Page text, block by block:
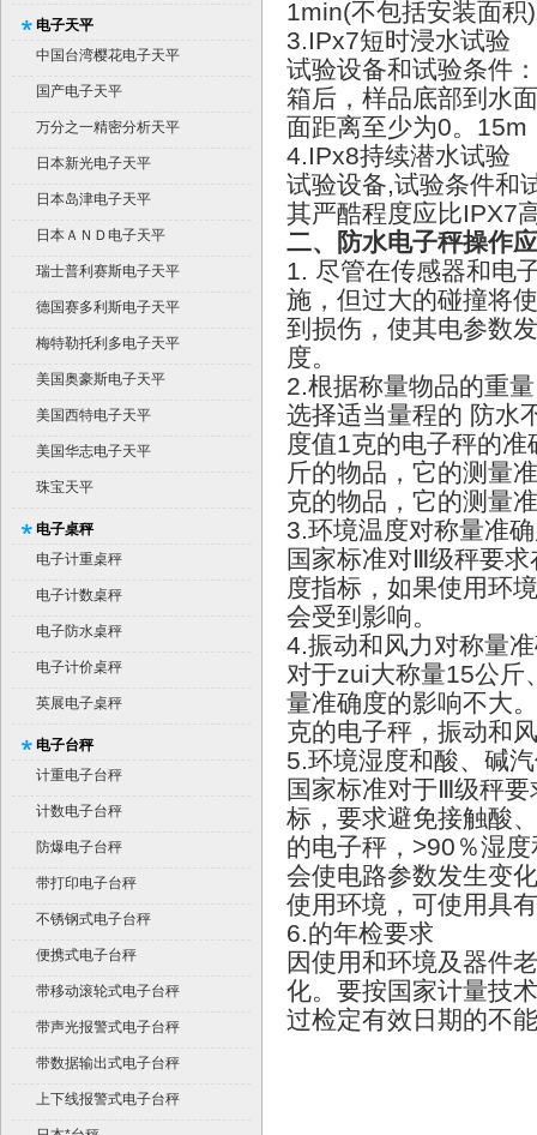
电子天平
中国台湾樱花电子天平
国产电子天平
万分之一精密分析天平
日本新光电子天平
日本岛津电子天平
日本ＡＮＤ电子天平
瑞士普利赛斯电子天平
德国赛多利斯电子天平
梅特勒托利多电子天平
美国奥豪斯电子天平
美国西特电子天平
美国华志电子天平
珠宝天平
电子桌秤
电子计重桌秤
电子计数桌秤
电子防水桌秤
电子计价桌秤
英展电子桌秤
电子台秤
计重电子台秤
计数电子台秤
防爆电子台秤
带打印电子台秤
不锈钢式电子台秤
便携式电子台秤
带移动滚轮式电子台秤
带声光报警式电子台秤
带数据输出式电子台秤
上下线报警式电子台秤
1min(不包括安装面积)
3.IPx7短时浸水试验
试验设备和试验条件
箱后，样品底部到水
面距离至少为0。 15m
4.IPx8持续潜水试验
试验设备,试验条件和
其严酷程度应比IPX7
二、防水电子秤操作
1. 尽管在传感器和电
施，但过大的碰撞将
到损伤，使其电参数
度。
2.根据称量物品的重量
选择适当量程的 防水
度值1克的电子秤的准
斤的物品，它的测量
克的物品，它的测量
3.环境温度对称量准
国家标准对Ⅲ级秤要求
度指标，如果使用环
会受到影响。
4.振动和风力对称量
对于zui大称量15公斤
量准确度的影响不大
克的电子秤，振动和
5.环境湿度和酸、碱
国家标准对于Ⅲ级秤
标，要求避免接触酸
的电子秤， >90 ％湿
会使电路参数发生变
使用环境，可使用具
6.的年检要求
因使用和环境及器件
化。要按国家计量技
过检定有效日期的不